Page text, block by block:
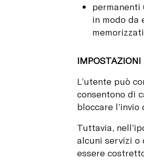
permanenti
in modo da
IMPOSTAZIONI
L’utente può
consentono di
bloccare
Tuttavia,
alcuni servizi o
essere